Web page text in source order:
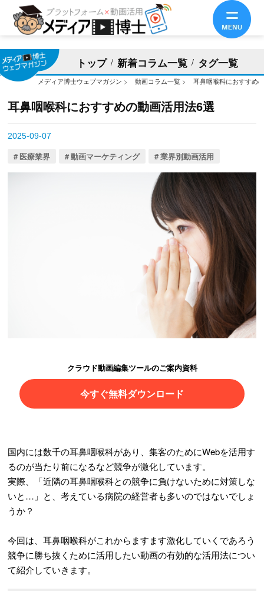
トップ 新着コラム一覧 タグ一覧
メディア博士ウェブマガジン > 動画コラム一覧 > 耳鼻咽喉科におすすめ
耳鼻咽喉科におすすめの動画活用法6選
2025-09-07
医療業界 動画マーケティング 業界別動画活用
クラウド動画編集ツールのご案内資料
今すぐ無料ダウンロード
国内には数千の耳鼻咽喉科があり、集客のためにWebを活用す
るのが当たり前になるなど競争が激化しています。
実際、「近隣の耳鼻咽喉科との競争に負けないために対策しな
いと…」と、考えている病院の経営者も多いのではないでしょ
うか？
今回は、耳鼻咽喉科がこれからますます激化していくであろう
競争に勝ち抜くために活用したい動画の有効的な活用法につい
て紹介していきます。